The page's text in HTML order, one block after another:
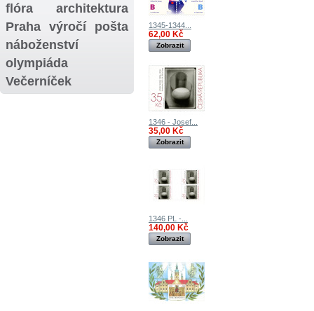
flóra
architektura
Praha
výročí
pošta
náboženství
olympiáda
Večerníček
1345-1344...
62,00 Kč
Zobrazit
1346 - Josef...
35,00 Kč
Zobrazit
1346 PL -...
140,00 Kč
Zobrazit